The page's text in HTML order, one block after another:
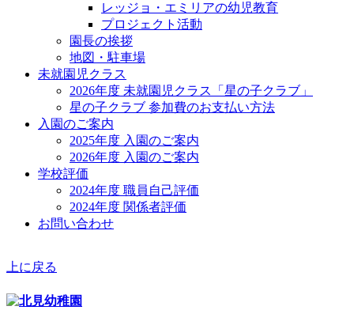
レッジョ・エミリアの幼児教育
プロジェクト活動
園長の挨拶
地図・駐車場
未就園児クラス
2026年度 未就園児クラス「星の子クラブ」
星の子クラブ 参加費のお支払い方法
入園のご案内
2025年度 入園のご案内
2026年度 入園のご案内
学校評価
2024年度 職員自己評価
2024年度 関係者評価
お問い合わせ
上に戻る